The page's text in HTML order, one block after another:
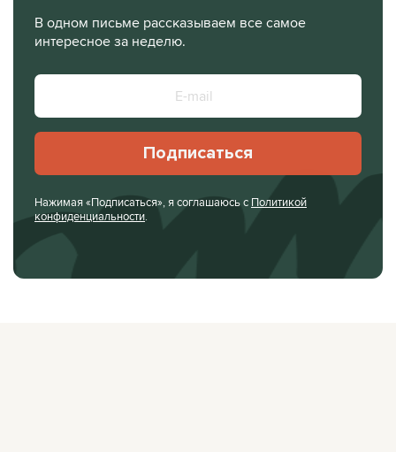
В одном письме рассказываем все самое
интересное за неделю.
Подписаться
Нажимая «Подписаться», я соглашаюсь с Политикой
конфиденциальности.